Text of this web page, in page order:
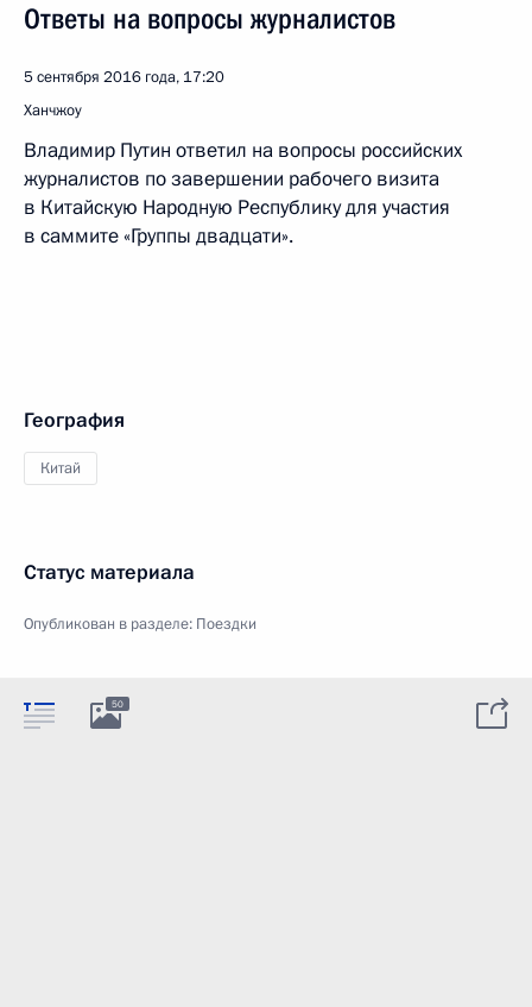
Ответы на вопросы журналистов
5 сентября 2016 года, 17:20
Ханчжоу
Владимир Путин ответил на вопросы российских
журналистов по завершении рабочего визита
в Китайскую Народную Республику для участия
в саммите «Группы двадцати».
География
Китай
Статус материала
Опубликован в разделе: Поездки
50